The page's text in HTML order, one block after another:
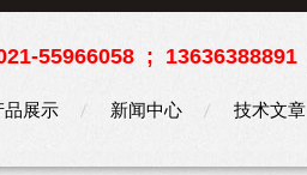
55966058 ; 13636388891
品展示 新闻中心 技术文章